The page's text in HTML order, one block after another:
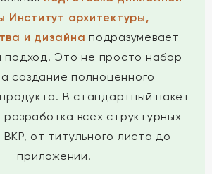
Институт архитектуры,
и дизайна подразумевает
подход. Это не просто набор
создание полноценного
В стандартный пакет
разработка всех структурных
от титульного листа до
приложений.